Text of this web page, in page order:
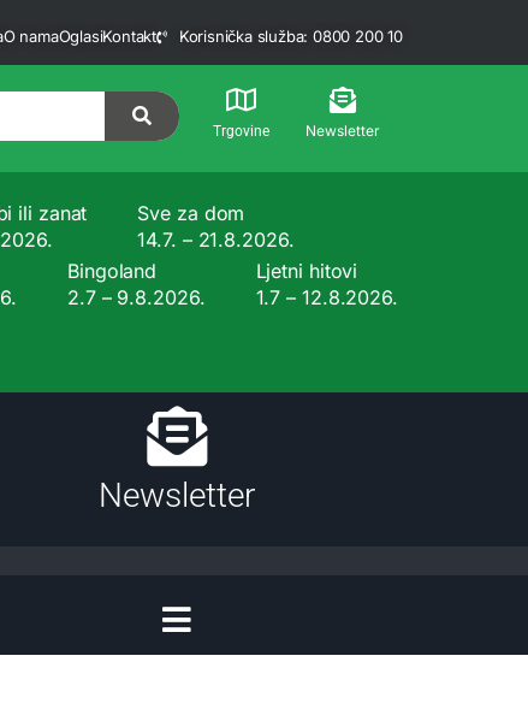
O namaOglasiKontakt Korisnička služba: 0800 200 10
Trgovine Newsletter
ili zanat
Sve za dom
14.7. – 21.8.2026.
Bingoland
2.7 – 9.8.2026.
Ljetni hitovi
1.7 – 12.8.2026.
Newsletter